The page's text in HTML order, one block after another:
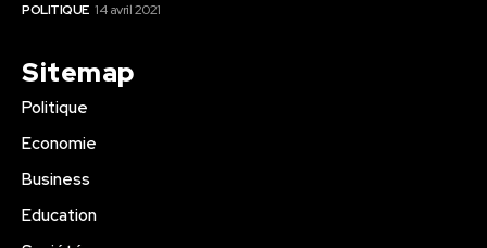
POLITIQUE 14 avril 2021
Sitemap
Politique
Economie
Business
Education